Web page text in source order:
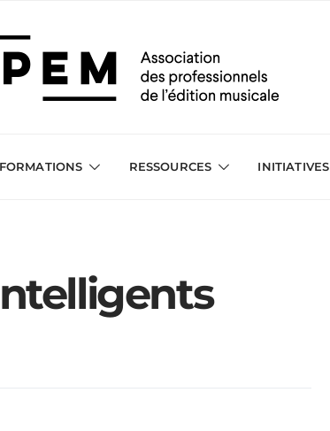
FORMATIONS RESSOURCES INITIATIVES